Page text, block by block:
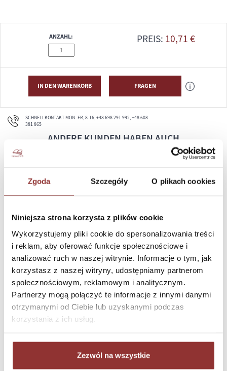
Zgoda Szczegóły O plikach cookies
Niniejsza strona korzysta z plików cookie
Wykorzystujemy pliki cookie do spersonalizowania treści
i reklam, aby oferować funkcje społecznościowe i
analizować ruch w naszej witrynie. Informacje o tym, jak
korzystasz z naszej witryny, udostępniamy partnerom
społecznościowym, reklamowym i analitycznym.
Partnerzy mogą połączyć te informacje z innymi danymi
otrzymanymi od Ciebie lub uzyskanymi podczas
korzystania z ich usług.
Zezwól na wszystkie
ANZAHL: PREIS: 10,71 €
IN DEN WARENKORB FRAGEN
SCHNELLKONTAKT MON- FR, 8-16, +48 698 291 992, +48 608
381 865
ANDERE KUNDEN HABEN AUCH
Speisekartenmappe
PRESTIGE Kunstleder
SCHATZTRUHE FÜR
BEZAHLUNGEN
15,30 €